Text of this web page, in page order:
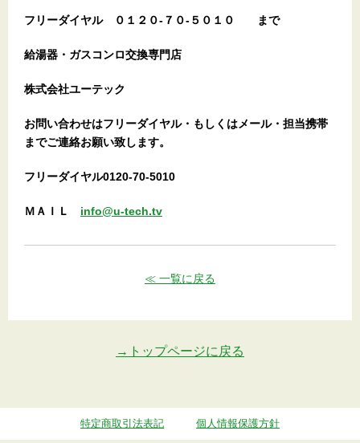
フリーダイヤル ０１２０-７０-５０１０ まで
給湯器・ガスコンロ交換専門店
株式会社ユーテック
お問い合わせはフリーダイヤル・もしくはメール・担当携帯
までご連絡お願い致します。
フリーダイヤル0120-70-5010
ＭＡＩＬ info@u-tech.tv
≪ 一覧に戻る
→トップページに戻る
特定商取引法表記 個人情報保護方針